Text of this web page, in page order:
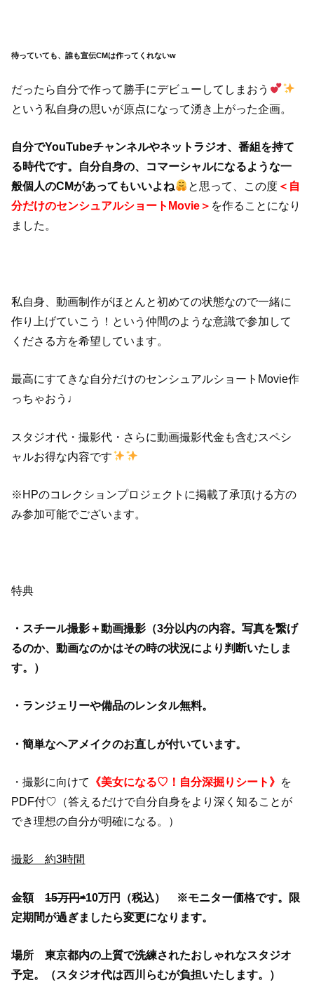
待っていても、誰も宣伝CMは作ってくれないw
だったら自分で作って勝手にデビューしてしまおう
という私自身の思いが原点になって湧き上がった企画。
自分でYouTubeチャンネルやネットラジオ、番組を持て
る時代です。自分自身の、コマーシャルになるような一
般個人のCMがあってもいいよね
と思って、この度 ＜自
分だけのセンシュアルショートMovie＞ を作ることになり
ました。
私自身、動画制作がほとんと初めての状態なので一緒に
作り上げていこう！という仲間のような意識で参加して
くださる方を希望しています。
最高にすてきな自分だけのセンシュアルショートMovie作
っちゃおう♩
スタジオ代・撮影代・さらに動画撮影代金も含むスペシ
ャルお得な内容です
※HPのコレクションプロジェクトに掲載了承頂ける方の
み参加可能でございます。
特典
・スチール撮影＋動画撮影（3分以内の内容。写真を繋げ
るのか、動画なのかはその時の状況により判断いたしま
す。）
・ランジェリーや備品のレンタル無料。
・簡単なヘアメイクのお直しが付いています。
・撮影に向けて 《美女になる♡！自分深掘りシート》 を
PDF付♡（答えるだけで自分自身をより深く知ることが
でき理想の自分が明確になる。）
撮影 約3時間
金額15万円⇨10万円（税込） ※モニター価格です。限
定期間が過ぎましたら変更になります。
場所 東京都内の上質で洗練されたおしゃれなスタジオ
予定。（スタジオ代は西川らむが負担いたします。）